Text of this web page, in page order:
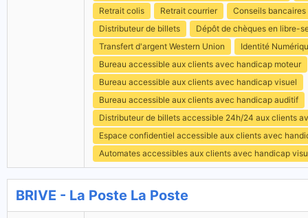
Retrait colis
Retrait courrier
Conseils bancaires
Distributeur de billets
Dépôt de chèques en libre-
Transfert d'argent Western Union
Identité
Bureau accessible aux clients avec handicap moteur
Bureau accessible aux clients avec handicap visuel
Bureau accessible aux clients avec handicap auditif
Distributeur de billets accessible 24h/24 aux clients
Espace confidentiel accessible aux clients avec
Automates accessibles aux clients avec handicap
BRIVE - La Poste La Poste